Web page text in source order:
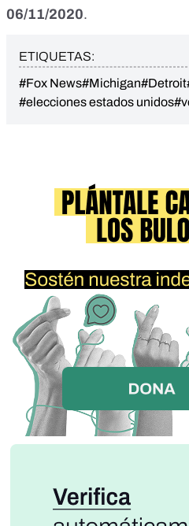
06/11/2020.
ETIQUETAS:
#Fox News#Michigan#Detroit
#elecciones estados unidos